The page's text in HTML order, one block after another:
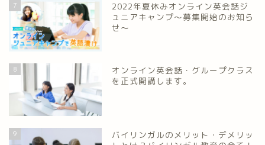
7
2022年夏休みオンライン英会話ジ
ュニアキャンプ～募集開始のお知ら
せ～
8
オンライン英会話・グループクラス
を正式開講します。
9
バイリンガルのメリット・デメリッ